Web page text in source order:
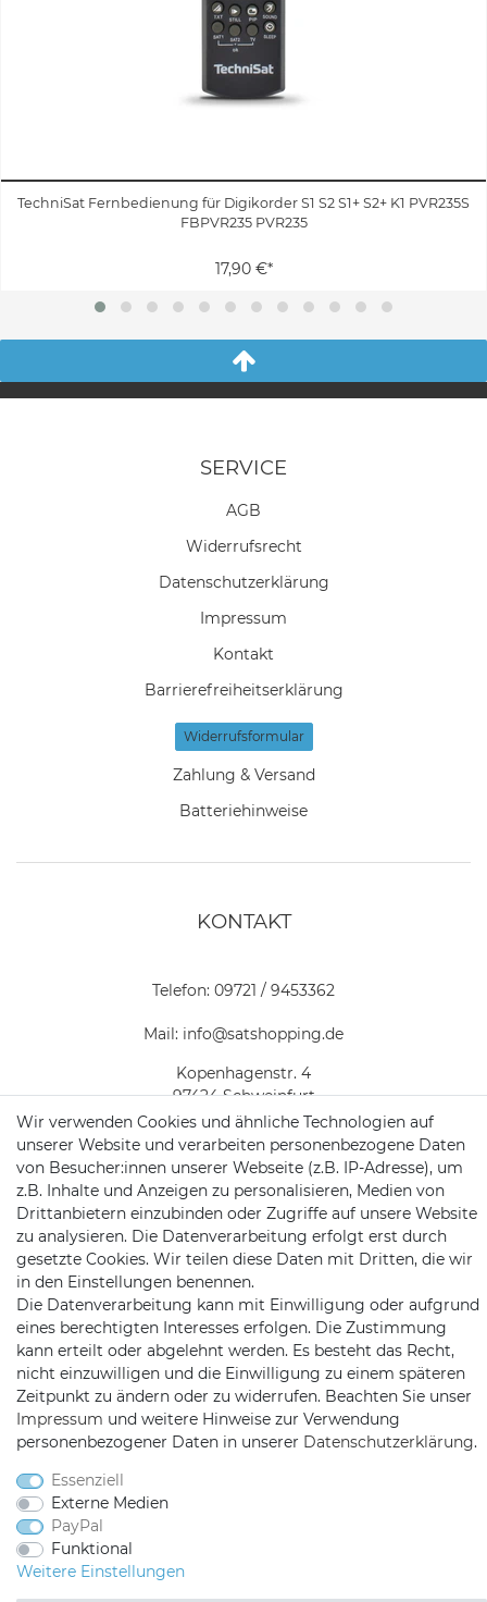
TechniSat Fernbedienung für Digikorder S1 S2 S1+ S2+ K1 PVR235S
FBPVR235 PVR235
17,90 €*
SERVICE
AGB
Widerrufs­recht
Daten­schutz­erklärung
Impressum
Kontakt
Barrierefreiheitserklärung
Widerrufs­formular
Zahlung & Versand
Batteriehinweise
KONTAKT
Telefon: 09721 / 9453362
Mail: info@satshopping.de
Kopenhagenstr. 4
97424 Schweinfurt
Satshopping auf Facebook
Satshopping auf
2026 Satshopping| copyright & design by mediaria®
*Alle Preise inkl. MwSt., zzgl. Versandkosten
Wir verwenden Cookies und ähnliche Technologien auf
unserer Website und verarbeiten personenbezogene Daten
von Besucher:innen unserer Webseite (z.B. IP-Adresse), um
z.B. Inhalte und Anzeigen zu personalisieren, Medien von
Drittanbietern einzubinden oder Zugriffe auf unsere Website
zu analysieren. Die Datenverarbeitung erfolgt erst durch
gesetzte Cookies. Wir teilen diese Daten mit Dritten, die wir
in den Einstellungen benennen.
Die Datenverarbeitung kann mit Einwilligung oder aufgrund
eines berechtigten Interesses erfolgen. Die Zustimmung
kann erteilt oder abgelehnt werden. Es besteht das Recht,
nicht einzuwilligen und die Einwilligung zu einem späteren
Zeitpunkt zu ändern oder zu widerrufen. Beachten Sie unser
Impressum und weitere Hinweise zur Verwendung
personenbezogener Daten in unserer Daten­schutz­erklärung.
Essenziell
Externe Medien
PayPal
Funktional
Weitere Einstellungen